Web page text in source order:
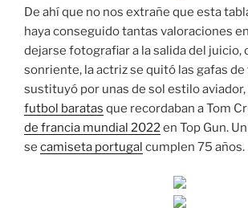
De ahí que no nos extrañe que esta
haya conseguido tantas valoraciones
dejarse fotografiar a la salida del juicio,
sonriente, la actriz se quitó las gafas de
sustituyó por unas de sol estilo aviador,
futbol baratas que recordaban a Tom
de francia mundial 2022en Top Gun.
se camiseta portugal cumplen 75 años.